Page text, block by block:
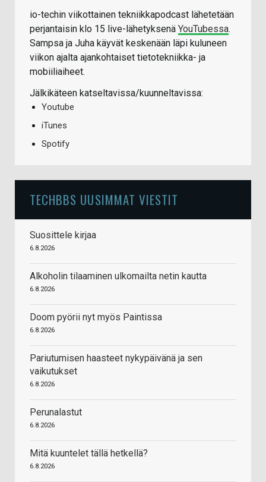
io-techin viikottainen tekniikkapodcast lähetetään
perjantaisin klo 15 live-lähetyksenä YouTubessa.
Sampsa ja Juha käyvät keskenään läpi kuluneen
viikon ajalta ajankohtaiset tietotekniikka- ja
mobiiliaiheet.
Jälkikäteen katseltavissa/kuunneltavissa:
Youtube
iTunes
Spotify
TECHBBS UUSIMMAT VIESTIT
Suosittele kirjaa
6.8.2026
Alkoholin tilaaminen ulkomailta netin kautta
6.8.2026
Doom pyörii nyt myös Paintissa
6.8.2026
Pariutumisen haasteet nykypäivänä ja sen
vaikutukset
6.8.2026
Perunalastut
6.8.2026
Mitä kuuntelet tällä hetkellä?
6.8.2026